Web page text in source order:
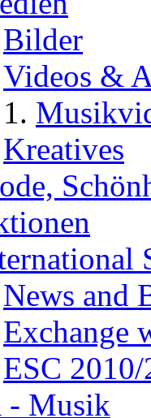
Bilder
Videos &
Kreatives
News and
Exchange
ESC 2010/
- Musik